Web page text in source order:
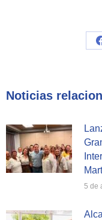
Noticias
5 de